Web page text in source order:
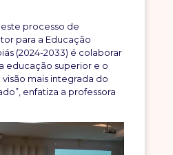
processo de
para a Educação
(2024-2033) é colaborar
educação superior e o
mais integrada do
enfatiza a professora